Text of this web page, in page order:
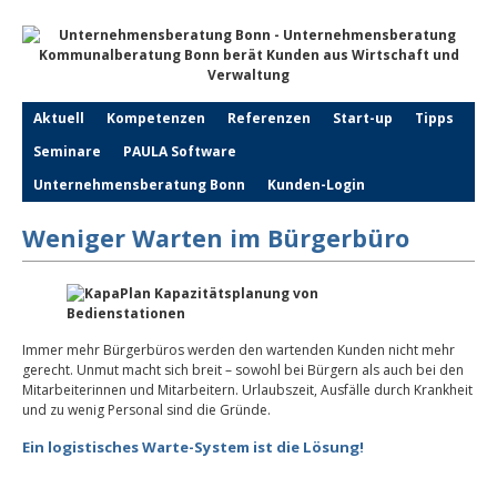
Aktuell Kompetenzen Referenzen Start-up
Tipps
Seminare
PAULA Software
Unternehmensberatung Bonn
Kunden-Login
Weniger Warten im Bürgerbüro
Immer mehr Bürgerbüros werden den wartenden Kunden nicht mehr
gerecht. Unmut macht sich breit – sowohl bei Bürgern als auch bei den
Mitarbeiterinnen und Mitarbeitern. Urlaubszeit, Ausfälle durch Krankheit
und zu wenig Personal sind die Gründe.
Ein logistisches Warte-System ist die Lösung!